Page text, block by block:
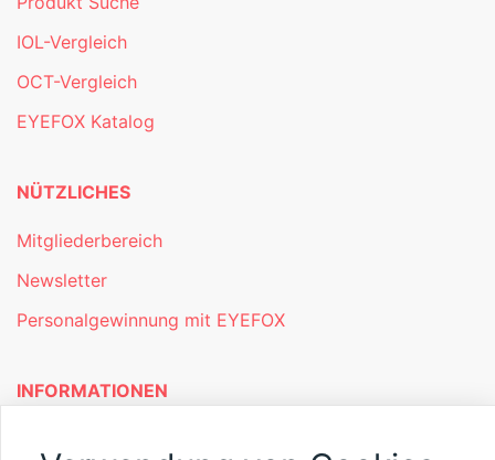
IOL-Vergleich
OCT-Vergleich
EYEFOX Katalog
NÜTZLICHES
Mitgliederbereich
Newsletter
Personalgewinnung mit EYEFOX
INFORMATIONEN